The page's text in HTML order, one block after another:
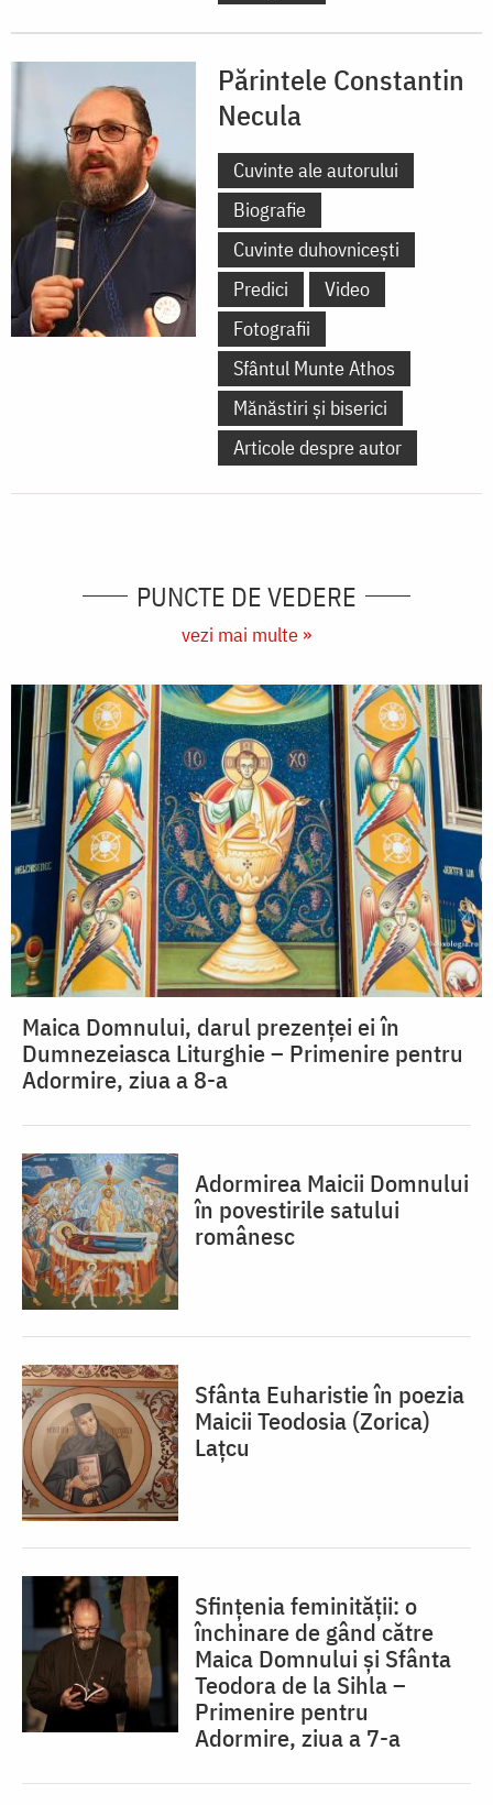
Părintele Constantin
Necula
Cuvinte ale autorului
Biografie
Cuvinte duhovnicești
Predici
Video
Fotografii
Sfântul Munte Athos
Mănăstiri și biserici
Articole despre autor
PUNCTE DE VEDERE
vezi mai multe »
Maica Domnului, darul prezenței ei în
Dumnezeiasca Liturghie – Primenire pentru
Adormire, ziua a 8-a
Adormirea Maicii Domnului
în povestirile satului
românesc
Sfânta Euharistie în poezia
Maicii Teodosia (Zorica)
Lațcu
Sfințenia feminității: o
închinare de gând către
Maica Domnului și Sfânta
Teodora de la Sihla –
Primenire pentru
Adormire, ziua a 7-a